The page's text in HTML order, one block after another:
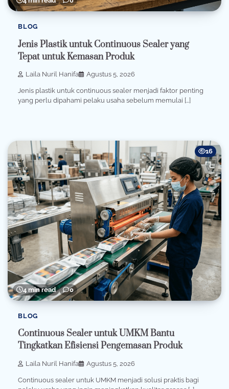
BLOG
Jenis Plastik untuk Continuous Sealer yang
Tepat untuk Kemasan Produk
Laila Nuril Hanifa Agustus 5, 2026
Jenis plastik untuk continuous sealer menjadi faktor penting
yang perlu dipahami pelaku usaha sebelum memulai […]
4 min read 0
16
BLOG
Continuous Sealer untuk UMKM Bantu
Tingkatkan Efisiensi Pengemasan Produk
Laila Nuril Hanifa Agustus 5, 2026
Continuous sealer untuk UMKM menjadi solusi praktis bagi